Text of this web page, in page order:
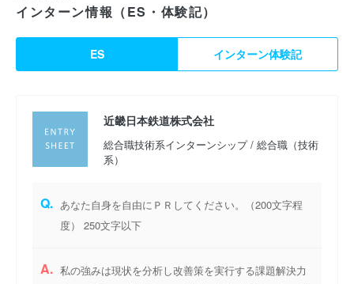
インターン情報（ES・体験記）
ES インターン体験記
近畿日本鉄道株式会社
総合職技術系インターンシップ / 総合職（技術
系）
Q. あなた自身を自由にＰＲしてください。（200文字程
度） 250文字以下
A. 私の強みは現状を分析し改善策を実行する課題解決力